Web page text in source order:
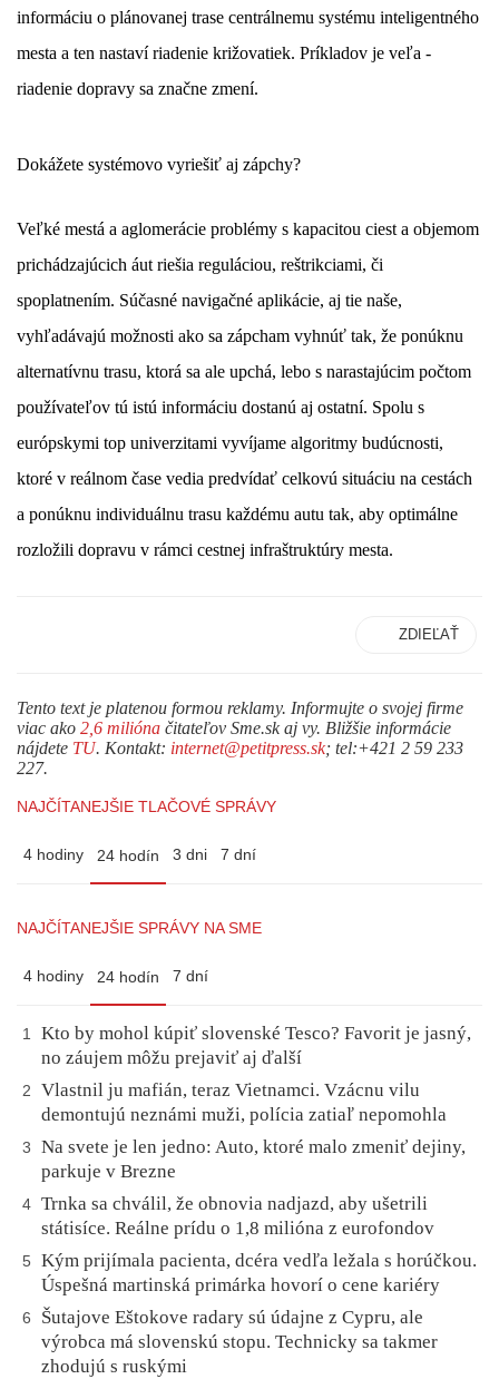
informáciu o plánovanej trase centrálnemu systému inteligentného
mesta a ten nastaví riadenie križovatiek. Príkladov je veľa -
riadenie dopravy sa značne zmení.
Dokážete systémovo vyriešiť aj zápchy?
Veľké mestá a aglomerácie problémy s kapacitou ciest a objemom
prichádzajúcich áut riešia reguláciou, reštrikciami, či
spoplatnením. Súčasné navigačné aplikácie, aj tie naše,
vyhľadávajú možnosti ako sa zápcham vyhnúť tak, že ponúknu
alternatívnu trasu, ktorá sa ale upchá, lebo s narastajúcim počtom
používateľov tú istú informáciu dostanú aj ostatní. Spolu s
európskymi top univerzitami vyvíjame algoritmy budúcnosti,
ktoré v reálnom čase vedia predvídať celkovú situáciu na cestách
a ponúknu individuálnu trasu každému autu tak, aby optimálne
rozložili dopravu v rámci cestnej infraštruktúry mesta.
ZDIEĽAŤ
Tento text je platenou formou reklamy. Informujte o svojej firme
viac ako 2,6 milióna čitateľov Sme.sk aj vy. Bližšie informácie
nájdete TU. Kontakt: internet@petitpress.sk; tel:+421 2 59 233
227.
NAJČÍTANEJŠIE TLAČOVÉ SPRÁVY
4 hodiny 24 hodín 3 dni 7 dní
NAJČÍTANEJŠIE SPRÁVY NA SME
4 hodiny 24 hodín 7 dní
1
Kto by mohol kúpiť slovenské Tesco? Favorit je jasný,
no záujem môžu prejaviť aj ďalší
2
Vlastnil ju mafián, teraz Vietnamci. Vzácnu vilu
demontujú neznámi muži, polícia zatiaľ nepomohla
3
Na svete je len jedno: Auto, ktoré malo zmeniť dejiny,
parkuje v Brezne
4 Trnka sa chválil, že obnovia nadjazd, aby ušetrili
státisíce. Reálne prídu o 1,8 milióna z eurofondov
5
Kým prijímala pacienta, dcéra vedľa ležala s horúčkou.
Úspešná martinská primárka hovorí o cene kariéry
6
Šutajove Eštokove radary sú údajne z Cypru, ale
výrobca má slovenskú stopu. Technicky sa takmer
zhodujú s ruskými